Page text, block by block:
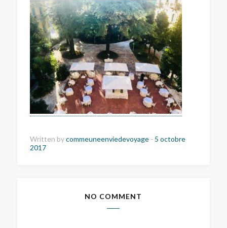
Written bycommeuneenviedevoyage - 5 octobre
2017
NO COMMENT